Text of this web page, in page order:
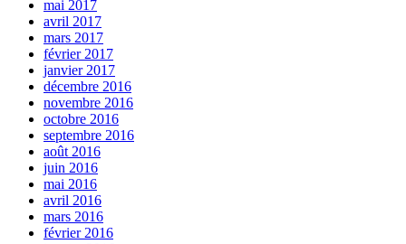
mai 2017
avril 2017
mars 2017
février 2017
janvier 2017
décembre 2016
novembre 2016
octobre 2016
septembre 2016
août 2016
juin 2016
mai 2016
avril 2016
mars 2016
février 2016